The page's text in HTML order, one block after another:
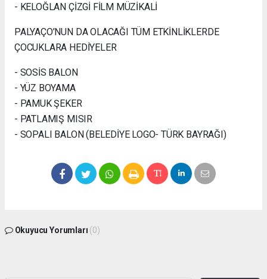
- KELOĞLAN ÇİZGİ FİLM MÜZİKALİ
PALYAÇO’NUN DA OLACAĞI TÜM ETKİNLİKLERDE
ÇOCUKLARA HEDİYELER
- SOSİS BALON
- YÜZ BOYAMA
- PAMUK ŞEKER
- PATLAMIŞ MISIR
- SOPALI BALON (BELEDİYE LOGO- TÜRK BAYRAĞI)
Okuyucu Yorumları (0)